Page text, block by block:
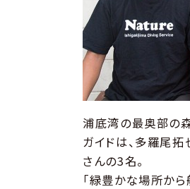
浦底湾の最奥部の
ガイドは、多羅尾
さんの3名。
「緑豊かな場所か